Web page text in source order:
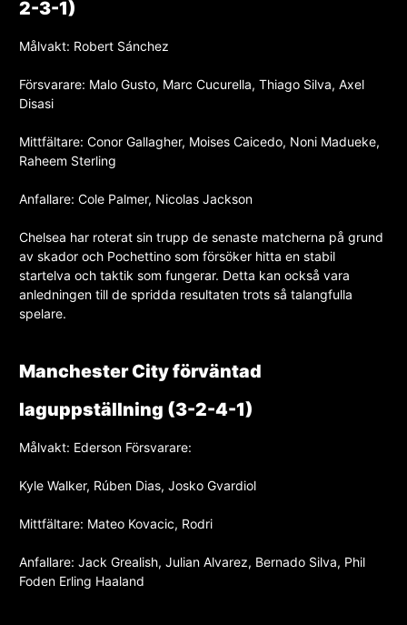
2-3-1)
Målvakt: Robert Sánchez
Försvarare: Malo Gusto, Marc Cucurella, Thiago Silva, Axel
Disasi
Mittfältare: Conor Gallagher, Moises Caicedo, Noni Madueke,
Raheem Sterling
Anfallare: Cole Palmer, Nicolas Jackson
Chelsea har roterat sin trupp de senaste matcherna på grund
av skador och Pochettino som försöker hitta en stabil
startelva och taktik som fungerar. Detta kan också vara
anledningen till de spridda resultaten trots så talangfulla
spelare.
Manchester City förväntad
laguppställning (3-2-4-1)
Målvakt: Ederson Försvarare:
Kyle Walker, Rúben Dias, Josko Gvardiol
Mittfältare: Mateo Kovacic, Rodri
Anfallare: Jack Grealish, Julian Alvarez, Bernado Silva, Phil
Foden Erling Haaland